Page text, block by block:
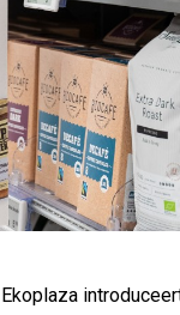
Ekoplaza